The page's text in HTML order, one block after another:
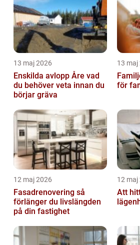
13 maj 2026
Enskilda avlopp Åre vad
du behöver veta innan du
börjar gräva
13 maj
för
12 maj 2026
Fasadrenovering så
förlänger du livslängden
på din fastighet
12 maj
Att